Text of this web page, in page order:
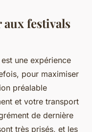
aux festivals
une expérience
pour maximiser
préalable
et votre transport
de dernière
très prisés, et les